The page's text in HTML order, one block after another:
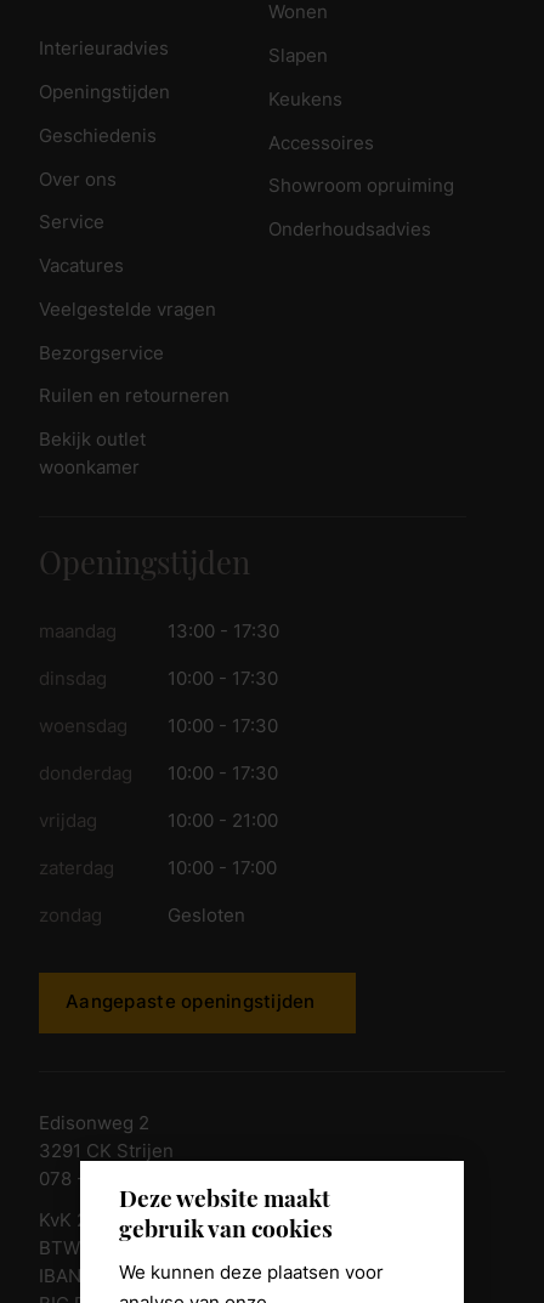
Deze website maakt
gebruik van cookies
We kunnen deze plaatsen voor
Interieuradvies
Openingstijden
Geschiedenis
Over ons
Service
Vacatures
Veelgestelde vragen
Bezorgservice
Ruilen en retourneren
Bekijk outlet
woonkamer
Wonen
Slapen
Keukens
Accessoires
Showroom opruiming
Onderhoudsadvies
Openingstijden
maandag 13:00 - 17:30
dinsdag 10:00 - 17:30
woensdag 10:00 - 17:30
donderdag 10:00 - 17:30
vrijdag 10:00 - 21:00
zaterdag 10:00 - 17:00
zondag Gesloten
Aangepaste openingstijden
Edisonweg 2
3291 CK Strijen
078 - 674 84 85
KvK 23011135
BTW nr. NL 805098938.B.01
IBAN NL10 RABO 0361 8039 58